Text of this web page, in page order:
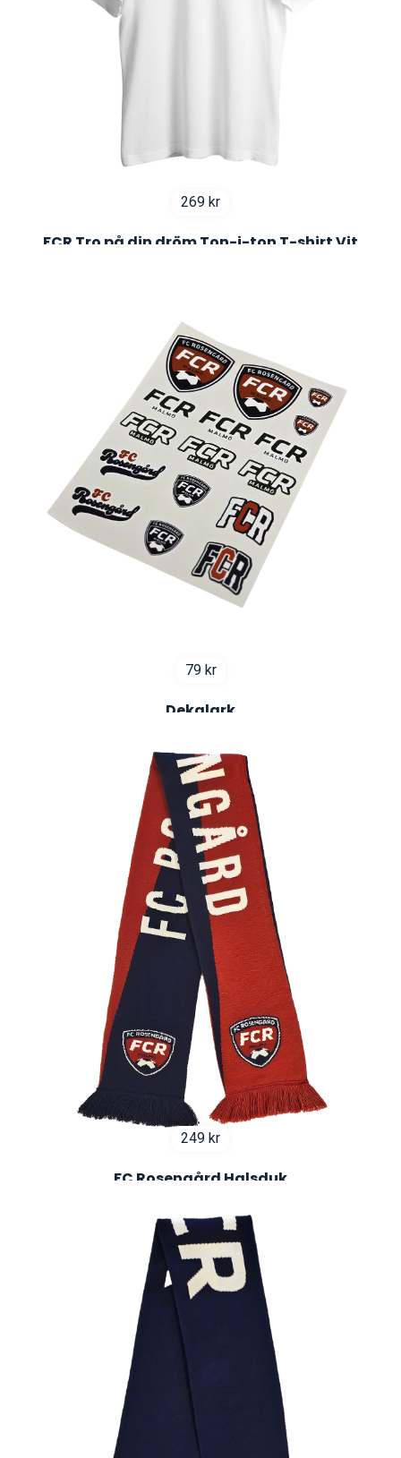
269 kr
FCR Tro på din dröm Ton-i-ton T-shirt Vit
79 kr
Dekalark
249 kr
FC Rosengård Halsduk